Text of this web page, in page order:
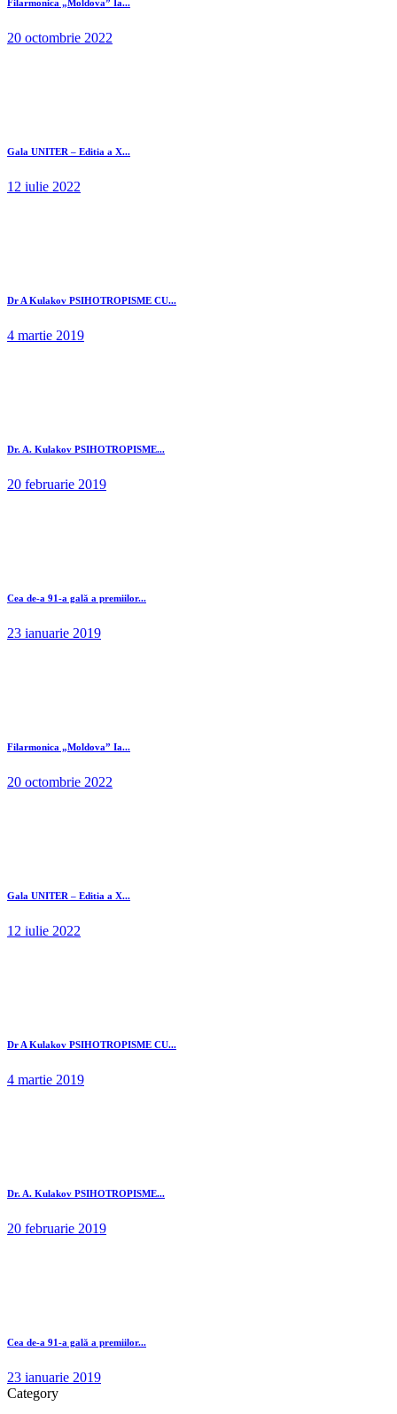
Filarmonica „Moldova” Ia...
20 octombrie 2022
Gala UNITER – Editia a X...
12 iulie 2022
Dr A Kulakov PSIHOTROPISME CU...
4 martie 2019
Dr. A. Kulakov PSIHOTROPISME...
20 februarie 2019
Cea de-a 91-a gală a premiilor...
23 ianuarie 2019
Filarmonica „Moldova” Ia...
20 octombrie 2022
Gala UNITER – Editia a X...
12 iulie 2022
Dr A Kulakov PSIHOTROPISME CU...
4 martie 2019
Dr. A. Kulakov PSIHOTROPISME...
20 februarie 2019
Cea de-a 91-a gală a premiilor...
23 ianuarie 2019
Category